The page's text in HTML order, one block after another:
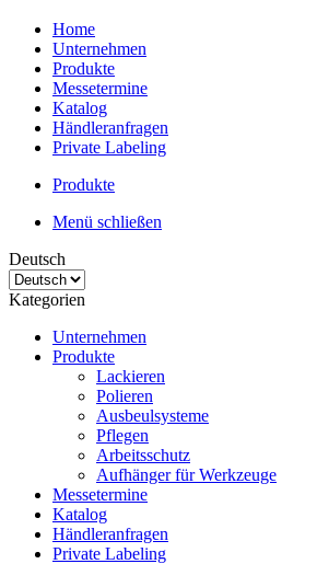
Home
Unternehmen
Produkte
Messetermine
Katalog
Händleranfragen
Private Labeling
Produkte
Menü schließen
Deutsch
Kategorien
Unternehmen
Produkte
Lackieren
Polieren
Ausbeulsysteme
Pflegen
Arbeitsschutz
Aufhänger für Werkzeuge
Messetermine
Katalog
Händleranfragen
Private Labeling